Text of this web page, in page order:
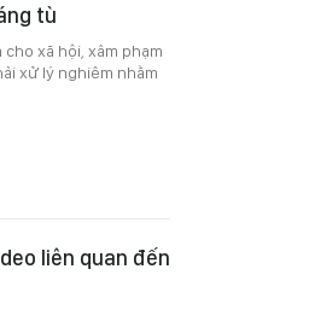
tù
xã hội, xâm phạm
xử lý nghiêm nhằm
liên quan đến